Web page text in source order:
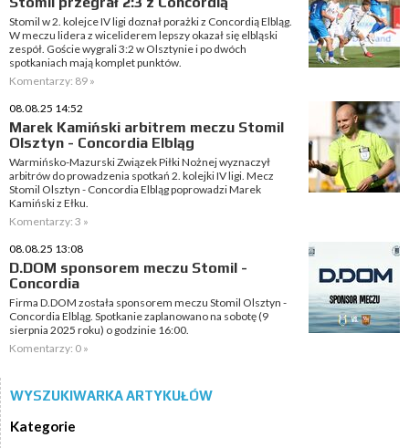
Stomil w 2. kolejce IV ligi doznał porażki z Concordią Elbląg.
W meczu lidera z wiceliderem lepszy okazał się elbląski
zespół. Goście wygrali 3:2 w Olsztynie i po dwóch
spotkaniach mają komplet punktów.
Komentarzy: 89 »
08.08.25 14:52
Marek Kamiński arbitrem meczu Stomil
Olsztyn - Concordia Elbląg
Warmińsko-Mazurski Związek Piłki Nożnej wyznaczył
arbitrów do prowadzenia spotkań 2. kolejki IV ligi. Mecz
Stomil Olsztyn - Concordia Elbląg poprowadzi Marek
Kamiński z Ełku.
Komentarzy: 3 »
08.08.25 13:08
D.DOM sponsorem meczu Stomil -
Concordia
Firma D.DOM została sponsorem meczu Stomil Olsztyn -
Concordia Elbląg. Spotkanie zaplanowano na sobotę (9
sierpnia 2025 roku) o godzinie 16:00.
Komentarzy: 0 »
WYSZUKIWARKA ARTYKUŁÓW
Kategorie